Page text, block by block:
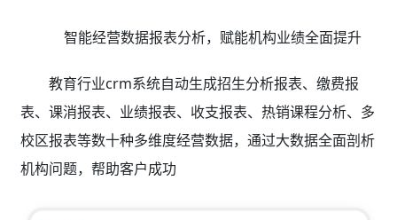
智能经营数据报表分析，赋能机构业绩全面提升
教育行业crm系统自动生成招生分析报表、缴费报
表、课消报表、业绩报表、收支报表、热销课程分析、多
校区报表等数十种多维度经营数据，通过大数据全面剖析
机构问题，帮助客户成功